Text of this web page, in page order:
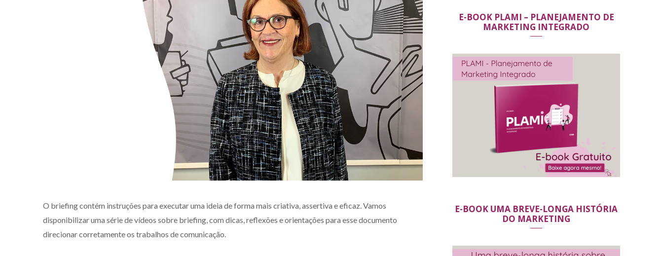
O briefing contém instruções para executar uma ideia de forma mais criativa, assertiva e eficaz. Vamos
disponibilizar uma série de vídeos sobre briefing, com dicas, reflexões e orientações para esse documento
direcionar corretamente os trabalhos de comunicação.
E-BOOK PLAMI – PLANEJAMENTO DE
MARKETING INTEGRADO
E-BOOK UMA BREVE-LONGA HISTÓRIA
DO MARKETING